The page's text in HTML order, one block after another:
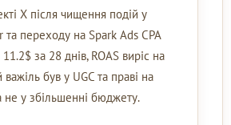
Х після чищення подій у
та переходу на Spark Ads CPA
за 28 днів, ROAS виріс на
був у UGC та праві на
не у збільшенні бюджету.